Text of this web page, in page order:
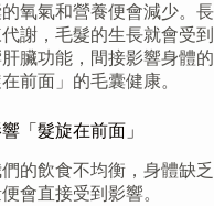
氧氣和營養便會減少。長
謝，毛髮的生長就會受到
臟功能，間接影響身體的
前面」的毛囊健康。
「髮旋在前面」
的飲食不均衡，身體缺乏
會直接受到影響。